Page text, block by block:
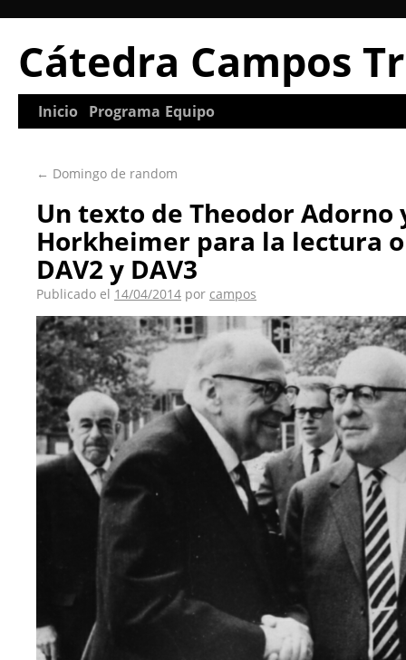
Cátedra Campos
Inicio Programa Equipo
← Domingo de random
Un texto de Theodor Adorno
Horkheimer para la lectura
DAV2 y DAV3
Publicado el 14/04/2014 por campos